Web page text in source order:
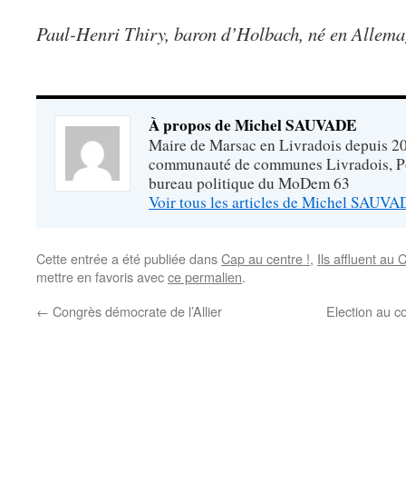
Paul-Henri Thiry, baron d’Holbach, né en
À propos de Michel SAUVADE
Maire de Marsac en Livradois depuis
communauté de communes Livradois,
bureau politique du MoDem 63
Voir tous les articles de Michel
Cette entrée a été publiée dansCap au centre !, Ils affluent au
mettre en favoris avecce permalien.
← Congrès démocrate de l’Allier Election au